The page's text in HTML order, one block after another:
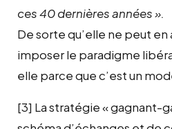
ces 40 dernières années ».
De sorte qu’elle ne peut en
imposer le paradigme
elle parce que c’est un
[3] La stratégie « gagnant-